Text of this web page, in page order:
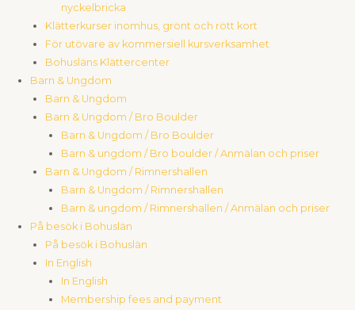
nyckelbricka
Klätterkurser inomhus, grönt och rött kort
För utövare av kommersiell kursverksamhet
Bohusläns Klättercenter
Barn & Ungdom
Barn & Ungdom
Barn & Ungdom / Bro Boulder
Barn & Ungdom / Bro Boulder
Barn & ungdom / Bro boulder / Anmälan och priser
Barn & Ungdom / Rimnershallen
Barn & Ungdom / Rimnershallen
Barn & ungdom / Rimnershallen / Anmälan och priser
På besök i Bohuslän
På besök i Bohuslän
In English
In English
Membership fees and payment